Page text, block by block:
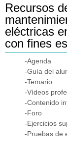
Recursos
eléctricas
con fines
-Agenda
-Guía del
-Temario
-Vídeos
-Contenido
-Foro
-Ejercicios
-Pruebas de